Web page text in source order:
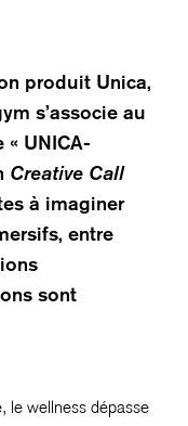
produit Unica,
s’associe au
UNICA-
Creative Call
à imaginer
entre
sont
le wellness dépasse